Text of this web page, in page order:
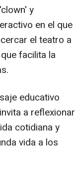
y
en el que
el teatro a
facilita la
educativo
a reflexionar
cotidiana y
vida a los